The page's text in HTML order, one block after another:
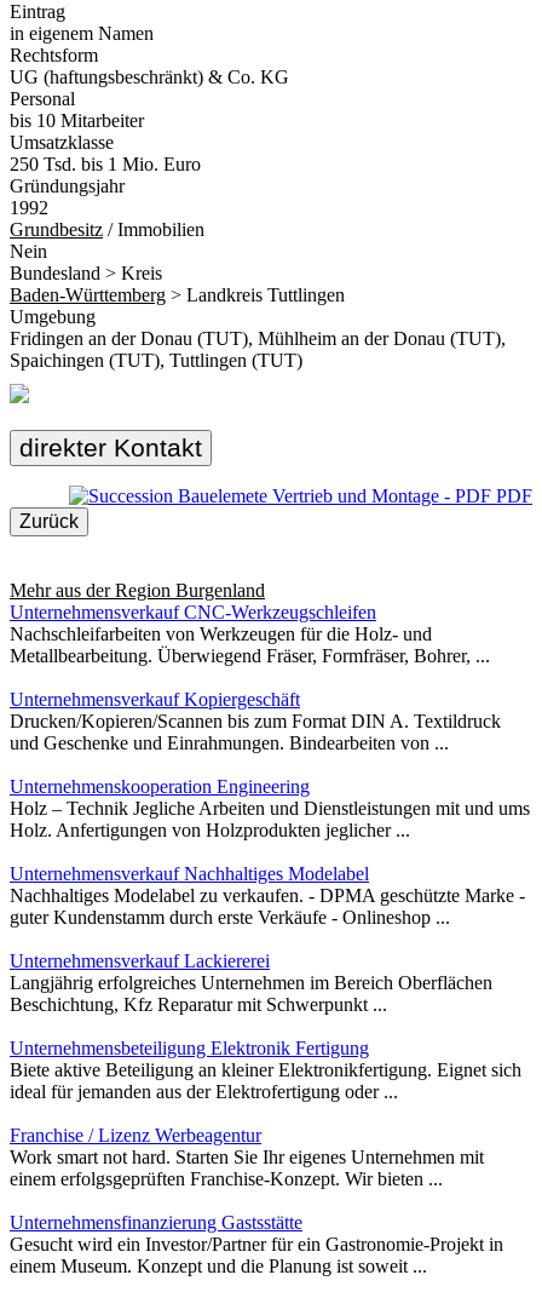
Eintrag
in eigenem Namen
Rechtsform
UG (haftungsbeschränkt) & Co. KG
Personal
bis 10 Mitarbeiter
Umsatzklasse
250 Tsd. bis 1 Mio. Euro
Gründungsjahr
1992
Grundbesitz / Immobilien
Nein
Bundesland > Kreis
Baden-Württemberg > Landkreis Tuttlingen
Umgebung
Fridingen an der Donau (TUT), Mühlheim an der Donau (TUT),
Spaichingen (TUT), Tuttlingen (TUT)
direkter Kontakt
PDF
Zurück
Mehr aus der Region Burgenland
Unternehmensverkauf CNC-Werkzeugschleifen
Nachschleifarbeiten von Werkzeugen für die Holz- und
Metallbearbeitung. Überwiegend Fräser, Formfräser, Bohrer, ...
Unternehmensverkauf Kopiergeschäft
Drucken/Kopieren/Scannen bis zum Format DIN A. Textildruck
und Geschenke und Einrahmungen. Bindearbeiten von ...
Unternehmenskooperation Engineering
Holz – Technik Jegliche Arbeiten und Dienstleistungen mit und ums
Holz. Anfertigungen von Holzprodukten jeglicher ...
Unternehmensverkauf Nachhaltiges Modelabel
Nachhaltiges Modelabel zu verkaufen. - DPMA geschützte Marke -
guter Kundenstamm durch erste Verkäufe - Onlineshop ...
Unternehmensverkauf Lackiererei
Langjährig erfolgreiches Unternehmen im Bereich Oberflächen
Beschichtung, Kfz Reparatur mit Schwerpunkt ...
Unternehmensbeteiligung Elektronik Fertigung
Biete aktive Beteiligung an kleiner Elektronikfertigung. Eignet sich
ideal für jemanden aus der Elektrofertigung oder ...
Franchise / Lizenz Werbeagentur
Work smart not hard. Starten Sie Ihr eigenes Unternehmen mit
einem erfolgsgeprüften Franchise-Konzept. Wir bieten ...
Unternehmensfinanzierung Gastsstätte
Gesucht wird ein Investor/Partner für ein Gastronomie-Projekt in
einem Museum. Konzept und die Planung ist soweit ...